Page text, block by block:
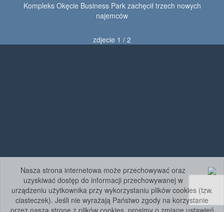
Nasza strona internetowa może przechowywać oraz
uzyskiwać dostęp do informacji przechowywanej w
urządzeniu użytkownika przy wykorzystaniu plików cookies (tzw.
ciasteczek). Jeśli nie wyrażają Państwo zgody na korzystanie
przez naszą stronę z plików cookies, prosimy o zmianę ustawień
Kompleks Okęcie Business Park zachęcił trzech nowych
najemców
zdjecie 1 / 2